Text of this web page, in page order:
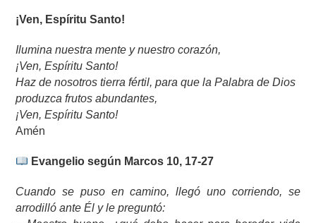
¡Ven, Espíritu Santo!
Ilumina nuestra mente y nuestro corazón,
¡Ven, Espíritu Santo!
Haz de nosotros tierra fértil, para que la Palabra de Dios
produzca frutos abundantes,
¡Ven, Espíritu Santo!
Amén
Evangelio según Marcos 10, 17-27
Cuando se puso en camino, llegó uno corriendo, se
arrodilló ante Él y le preguntó: